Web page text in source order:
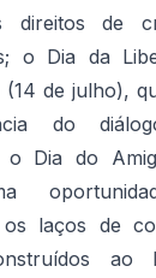
direitos de
o Dia da
(14 de julho),
do
o Dia do
os laços de
ao